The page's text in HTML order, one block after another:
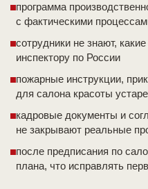
программа
с фактическими
сотрудники не знают,
инспектору по России
пожарные инструкции,
для салона красоты
кадровые документы и
не закрывают реальные
после предписания по
плана, что исправлять